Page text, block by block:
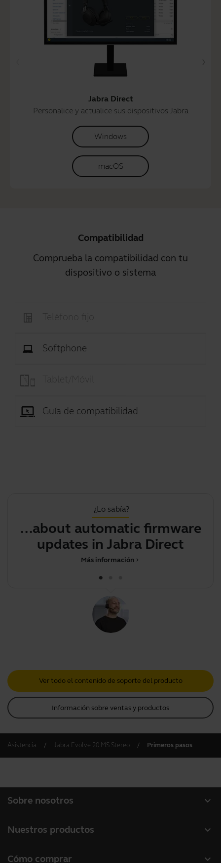
Jabra Direct
Personalice y actualice sus dispositivos Jabra
Windows
macOS
Compatibilidad
Comprueba la compatibilidad con tu
dispositivo o sistema
Softphone
Guía de compatibilidad
¿Lo sabía?
...about automatic firmware
updates in Jabra Direct
chevron_right
Más información
Ver todo el contenido de soporte del producto
Información sobre ventas y productos
Asistencia Jabra Evolve 20 MS Stereo Primeros pasos
expand_more
Sobre nosotros
expand_more
Nuestros productos
expand_more
Cómo comprar